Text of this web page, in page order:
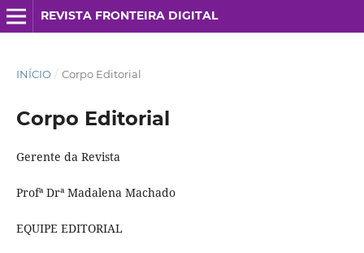
REVISTA FRONTEIRA DIGITAL
INÍCIO / Corpo Editorial
Corpo Editorial
Gerente da Revista
Profª Drª Madalena Machado
EQUIPE EDITORIAL